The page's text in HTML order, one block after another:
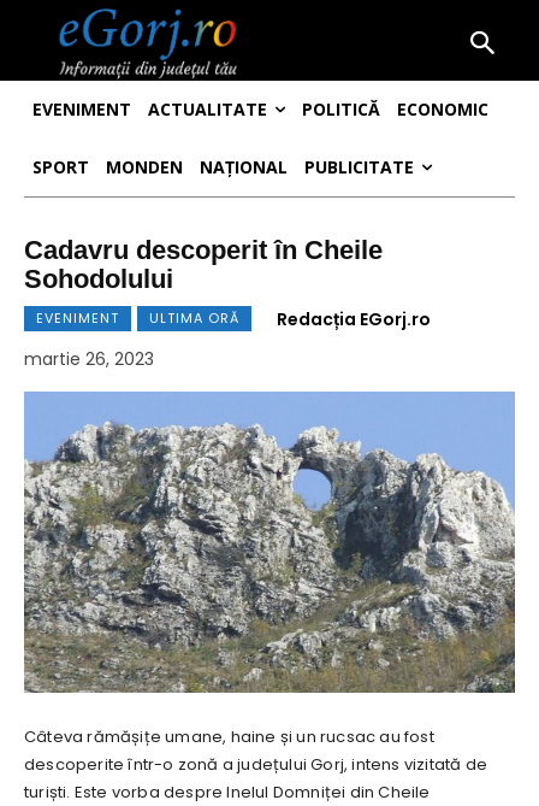
EVENIMENT ACTUALITATE POLITICĂ ECONOMIC
SPORT MONDEN NAȚIONAL PUBLICITATE
Cadavru descoperit în Cheile
Sohodolului
EVENIMENT ULTIMA ORĂ
Redacția EGorj.ro
martie 26, 2023
Câteva rămășițe umane, haine și un rucsac au fost
descoperite într-o zonă a județului Gorj, intens vizitată de
turiști. Este vorba despre Inelul Domniței din Cheile